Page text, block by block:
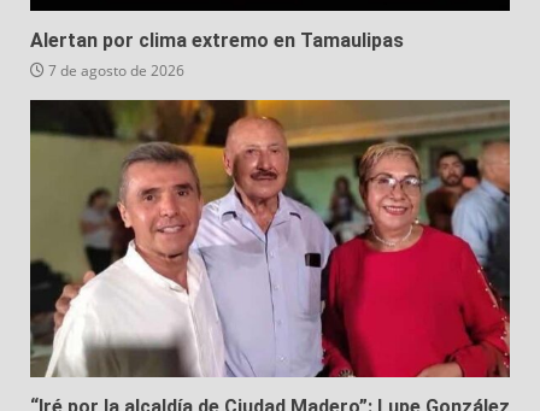
Alertan por clima extremo en Tamaulipas
7 de agosto de 2026